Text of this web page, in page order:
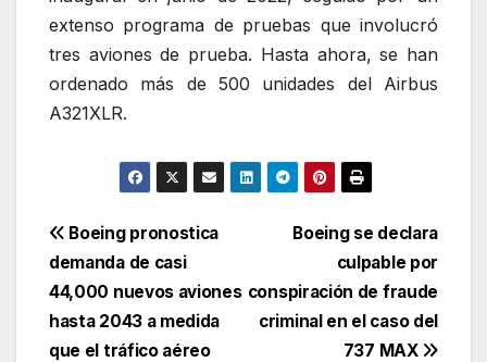
extenso programa de pruebas que involucró
tres aviones de prueba. Hasta ahora, se han
ordenado más de 500 unidades del Airbus
A321XLR.
Navegación
de
entradas
Boeing se declara
culpable por
conspiración de fraude
criminal en el caso del
737 MAX
Boeing pronostica
demanda de casi
44,000 nuevos aviones
hasta 2043 a medida
que el tráfico aéreo